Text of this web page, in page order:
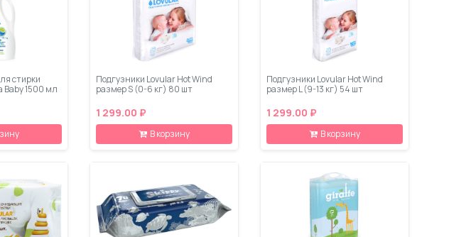
стирки
Baby 1500 мл
Подгузники Lovular Hot Wind
размер S (0-6 кг) 80 шт
1 299.00 ₽
В корзину
Подгузники Lovular Hot Wind
размер L (9-13 кг) 54 шт
1 299.00 ₽
В корзину